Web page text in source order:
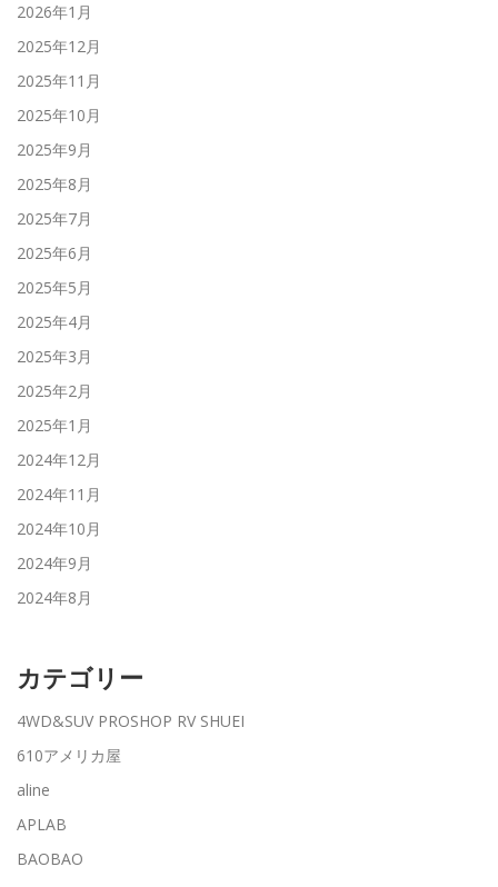
2026年1月
2025年12月
2025年11月
2025年10月
2025年9月
2025年8月
2025年7月
2025年6月
2025年5月
2025年4月
2025年3月
2025年2月
2025年1月
2024年12月
2024年11月
2024年10月
2024年9月
2024年8月
カテゴリー
4WD&SUV PROSHOP RV SHUEI
610アメリカ屋
aline
APLAB
BAOBAO